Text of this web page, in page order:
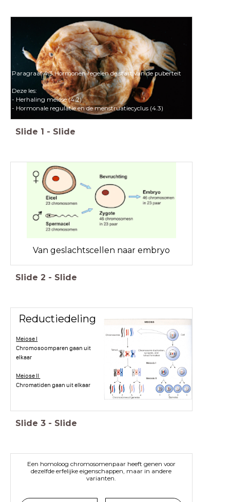
Paragraaf 4.3 Hormonen regelen de start van de puberteit
Deze les:
- Herhaling meiose (4.2)
- Hormonale regulatie en de menstruatiecyclus (4.3)
Slide 1 - Slide
Van geslachtscellen naar embryo
Slide 2 - Slide
Reductiedeling
Meiose I
Chromosoomparen gaan uit
elkaar
Meiose II
Chromatiden gaan uit elkaar
Slide 3 - Slide
Een homoloog chromosomenpaar heeft genen voor
dezelfde erfelijke eigenschappen, maar in andere
varianten.